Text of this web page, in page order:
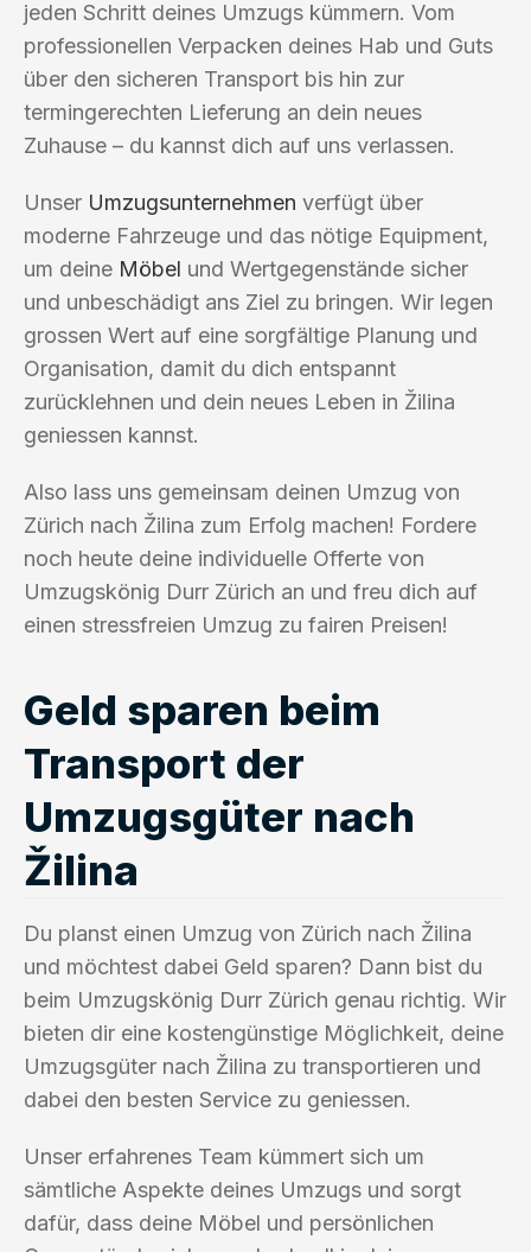
jeden Schritt deines Umzugs kümmern. Vom
professionellen Verpacken deines Hab und Guts
über den sicheren Transport bis hin zur
termingerechten Lieferung an dein neues
Zuhause – du kannst dich auf uns verlassen.
Unser Umzugsunternehmen verfügt über
moderne Fahrzeuge und das nötige Equipment,
um deine Möbel und Wertgegenstände sicher
und unbeschädigt ans Ziel zu bringen. Wir legen
grossen Wert auf eine sorgfältige Planung und
Organisation, damit du dich entspannt
zurücklehnen und dein neues Leben in Žilina
geniessen kannst.
Also lass uns gemeinsam deinen Umzug von
Zürich nach Žilina zum Erfolg machen! Fordere
noch heute deine individuelle Offerte von
Umzugskönig Durr Zürich an und freu dich auf
einen stressfreien Umzug zu fairen Preisen!
Geld sparen beim
Transport der
Umzugsgüter nach
Žilina
Du planst einen Umzug von Zürich nach Žilina
und möchtest dabei Geld sparen? Dann bist du
beim Umzugskönig Durr Zürich genau richtig. Wir
bieten dir eine kostengünstige Möglichkeit, deine
Umzugsgüter nach Žilina zu transportieren und
dabei den besten Service zu geniessen.
Unser erfahrenes Team kümmert sich um
sämtliche Aspekte deines Umzugs und sorgt
dafür, dass deine Möbel und persönlichen